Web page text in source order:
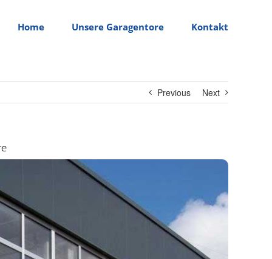
Home Unsere Garagentore Kontakt
Previous Next